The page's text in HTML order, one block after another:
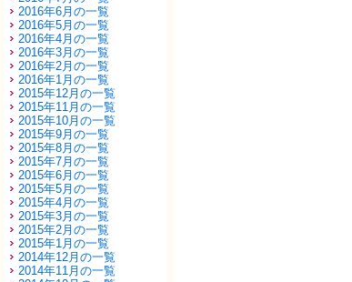
2016年6月の一覧
2016年5月の一覧
2016年4月の一覧
2016年3月の一覧
2016年2月の一覧
2016年1月の一覧
2015年12月の一覧
2015年11月の一覧
2015年10月の一覧
2015年9月の一覧
2015年8月の一覧
2015年7月の一覧
2015年6月の一覧
2015年5月の一覧
2015年4月の一覧
2015年3月の一覧
2015年2月の一覧
2015年1月の一覧
2014年12月の一覧
2014年11月の一覧